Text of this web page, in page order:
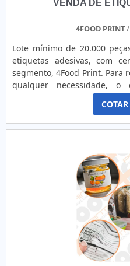
VENDA DE
4FOOD PRINT/
Lote mínimo de 20.000
etiquetas adesivas, com
segmento, 4Food Print. Para
qualquer necessidade, o
organização que se
venda e tenha ampla
temática é venda de
de obra da 4Food Print o